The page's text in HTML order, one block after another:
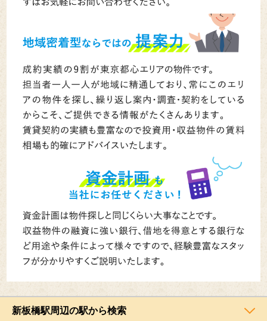
新板橋駅周辺の駅から検索